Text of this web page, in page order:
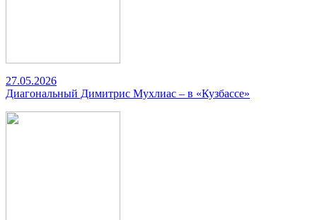
27.05.2026
Диагональный Димитрис Мухлиас – в «Кузбассе»